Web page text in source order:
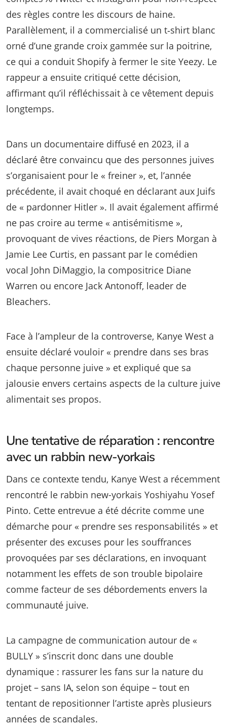
des règles contre les discours de haine.
Parallèlement, il a commercialisé un t‑shirt blanc
orné d’une grande croix gammée sur la poitrine,
ce qui a conduit Shopify à fermer le site Yeezy. Le
rappeur a ensuite critiqué cette décision,
affirmant qu’il réfléchissait à ce vêtement depuis
longtemps.
Dans un documentaire diffusé en 2023, il a
déclaré être convaincu que des personnes juives
s’organisaient pour le « freiner », et, l’année
précédente, il avait choqué en déclarant aux Juifs
de « pardonner Hitler ». Il avait également affirmé
ne pas croire au terme « antisémitisme »,
provoquant de vives réactions, de Piers Morgan à
Jamie Lee Curtis, en passant par le comédien
vocal John DiMaggio, la compositrice Diane
Warren ou encore Jack Antonoff, leader de
Bleachers.
Face à l’ampleur de la controverse, Kanye West a
ensuite déclaré vouloir « prendre dans ses bras
chaque personne juive » et expliqué que sa
jalousie envers certains aspects de la culture juive
alimentait ses propos.
Une tentative de réparation : rencontre
avec un rabbin new-yorkais
Dans ce contexte tendu, Kanye West a récemment
rencontré le rabbin new-yorkais Yoshiyahu Yosef
Pinto. Cette entrevue a été décrite comme une
démarche pour « prendre ses responsabilités » et
présenter des excuses pour les souffrances
provoquées par ses déclarations, en invoquant
notamment les effets de son trouble bipolaire
comme facteur de ses débordements envers la
communauté juive.
La campagne de communication autour de «
BULLY » s’inscrit donc dans une double
dynamique : rassurer les fans sur la nature du
projet – sans IA, selon son équipe – tout en
tentant de repositionner l’artiste après plusieurs
années de scandales.